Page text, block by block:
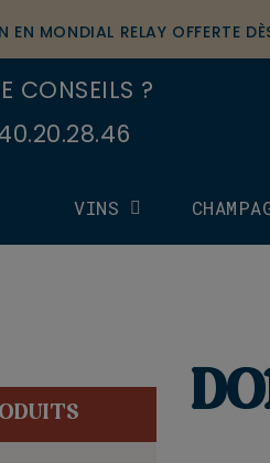
EN MONDIAL RELAY OFFERTE
CONSEILS ?
VINS